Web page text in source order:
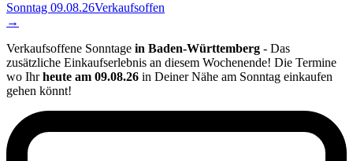
Sonntag 09.08.26Verkaufsoffen
→
Verkaufsoffene Sonntage in Baden-Württemberg - Das
zusätzliche Einkaufserlebnis an diesem Wochenende! Die Termine
wo Ihrheute am 09.08.26 in Deiner Nähe am Sonntag einkaufen
gehen könnt!